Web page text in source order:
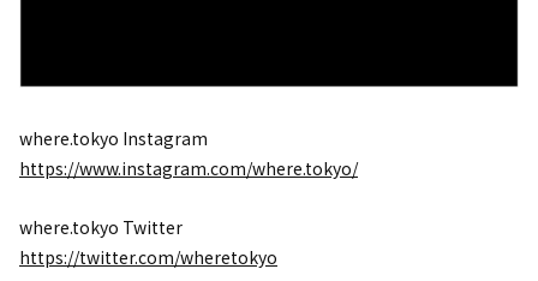
where.tokyo Instagram
https://www.instagram.com/where.tokyo/
where.tokyo Twitter
https://twitter.com/wheretokyo